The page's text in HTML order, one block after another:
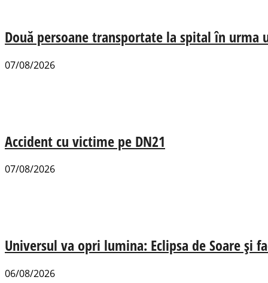
Două persoane transportate la spital în
07/08/2026
Accident cu victime pe DN21
07/08/2026
Universul va opri lumina: Eclipsa de Soare și
06/08/2026